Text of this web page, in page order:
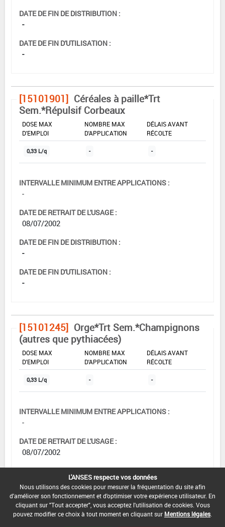
DATE DE FIN DE DISTRIBUTION :
-
DATE DE FIN D'UTILISATION :
-
[15101901] Céréales à paille*Trt
Sem.*Répulsif Corbeaux
DOSE MAX
D'EMPLOI
NOMBRE MAX
D'APPLICATION
DÉLAIS AVANT
RÉCOLTE
0,33 L/q - -
INTERVALLE MINIMUM ENTRE APPLICATIONS :
-
DATE DE RETRAIT DE L'USAGE :
08/07/2002
DATE DE FIN DE DISTRIBUTION :
-
DATE DE FIN D'UTILISATION :
-
[15101245] Orge*Trt Sem.*Champignons
(autres que pythiacées)
DOSE MAX
D'EMPLOI
NOMBRE MAX
D'APPLICATION
DÉLAIS AVANT
RÉCOLTE
0,33 L/q - -
INTERVALLE MINIMUM ENTRE APPLICATIONS :
-
DATE DE RETRAIT DE L'USAGE :
08/07/2002
DATE DE FIN DE DISTRIBUTION :
DATE DE FIN D'UTILISATION :
-
L'ANSES respecte vos données
Nous utilisons des cookies pour mesurer la fréquentation du site afin
d'améliorer son fonctionnement et d'optimiser votre expérience utilisateur. En
cliquant sur "Tout accepter", vous acceptez l'utilisation de cookies. Vous
pouvez modifier ce choix à tout moment en cliquant sur Mentions légales